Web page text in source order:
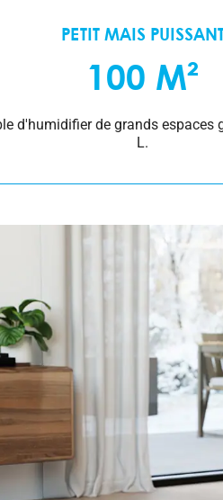
PETIT MAIS
100 M²
d'humidifier de grands espaces
L.